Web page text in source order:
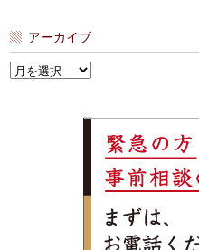
アーカイブ
ア